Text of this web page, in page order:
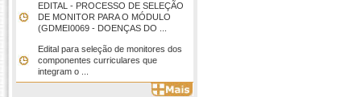
EDITAL - PROCESSO DE SELEÇÃO
DE MONITOR PARA O MÓDULO
(GDMEI0069 - DOENÇAS DO ...
Edital para seleção de monitores dos
componentes curriculares que
integram o ...